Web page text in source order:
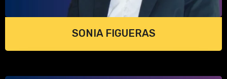
SONIA FIGUERAS